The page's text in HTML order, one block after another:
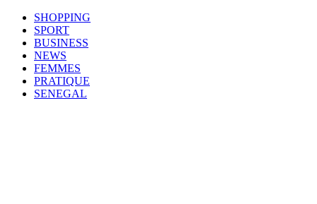
SHOPPING
SPORT
BUSINESS
NEWS
FEMMES
PRATIQUE
SENEGAL